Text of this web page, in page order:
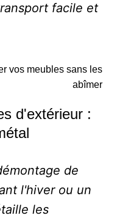
facile et
vos meubles sans les
abîmer
d'extérieur :
de
l'hiver ou un
les